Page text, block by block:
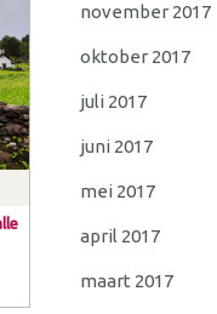
november 2017
oktober 2017
juli 2017
juni 2017
mei 2017
april 2017
maart 2017